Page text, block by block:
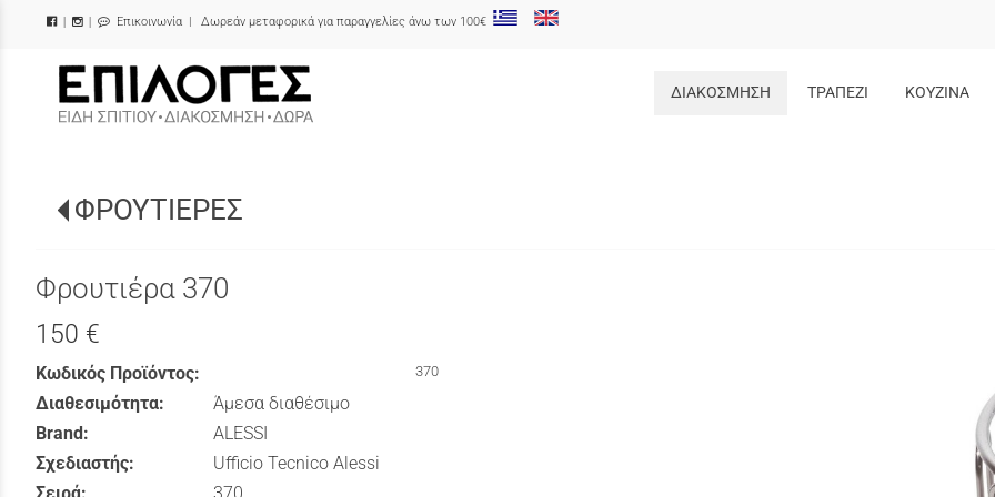
| Επικοινωνία | Δωρεάν μεταφορικά για παραγγελίες άνω των 100€
/
ΔΙΑΚΟΣΜΗΣΗ ΤΡΑΠΕΖΙ ΚΟΥΖΙΝΑ
ΦΡΟΥΤΙΕΡΕΣ
Φρουτιέρα 370
150 €
Κωδικός Προϊόντος: 370
Διαθεσιμότητα:
Άμεσα διαθέσιμο
Brand:
ALESSI
Σχεδιαστής:
Ufficio Tecnico Alessi